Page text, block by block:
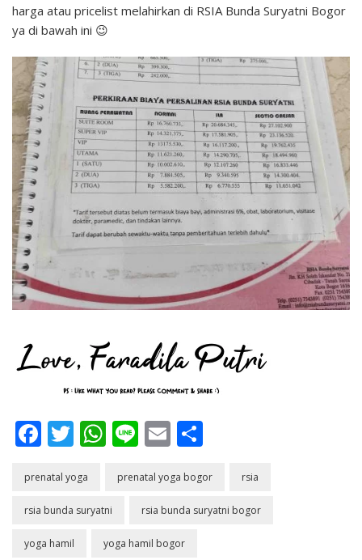
harga atau pricelist melahirkan di RSIA Bunda Suryatni Bogor
ya di bawah ini 😉
Facebook
Twitter
WhatsApp
LineEmail
prenatal yoga prenatal yoga bogor rsia
rsia bunda suryatni rsia bunda suryatni bogor
yoga hamil yoga hamil bogor